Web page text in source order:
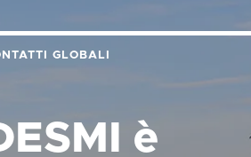
GLOBALI
è